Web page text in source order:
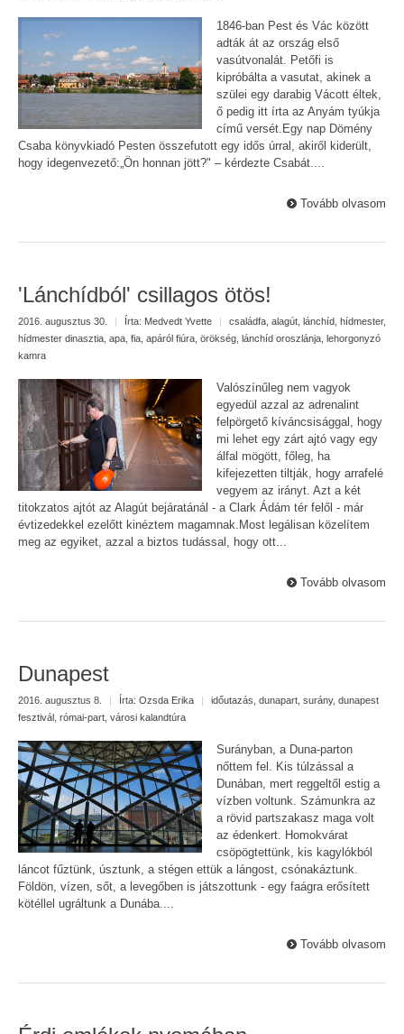
1846-ban Pest és Vác között
adták át az ország első
vasútvonalát. Petőfi is
kipróbálta a vasutat, akinek a
szülei egy darabig Vácott éltek,
ő pedig itt írta az Anyám tyúkja
című versét.Egy nap Dömény
Csaba könyvkiadó Pesten összefutott egy idős úrral, akiről kiderült,
hogy idegenvezető:„Ön honnan jött?" – kérdezte Csabát....
Tovább olvasom
'Lánchídból' csillagos ötös!
2016. augusztus 30. | Írta: Medvedt Yvette | családfa alagút lánchíd hídmester,
hídmester dinasztia apa, fia apáról fiúra örökség lánchíd oroszlánja lehorgonyzó
kamra
Valószínűleg nem vagyok
egyedül azzal az adrenalint
felpörgető kíváncsisággal, hogy
mi lehet egy zárt ajtó vagy egy
álfal mögött, főleg, ha
kifejezetten tiltják, hogy arrafelé
vegyem az irányt. Azt a két
titokzatos ajtót az Alagút bejáratánál - a Clark Ádám tér felől - már
évtizedekkel ezelőtt kinéztem magamnak.Most legálisan közelítem
meg az egyiket, azzal a biztos tudással, hogy ott...
Tovább olvasom
Dunapest
2016. augusztus 8. | Írta: Ozsda Erika | időutazás dunapart surány, dunapest
fesztivál római-part városi kalandtúra
Surányban, a Duna-parton
nőttem fel. Kis túlzással a
Dunában, mert reggeltől estig a
vízben voltunk. Számunkra az
a rövid partszakasz maga volt
az édenkert. Homokvárat
csöpögtettünk, kis kagylókból
láncot fűztünk, úsztunk, a stégen ettük a lángost, csónakáztunk.
Földön, vízen, sőt, a levegőben is játszottunk - egy faágra erősített
kötéllel ugráltunk a Dunába....
Tovább olvasom